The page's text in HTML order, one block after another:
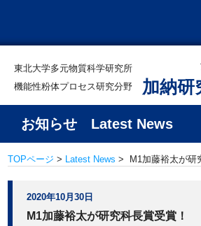
東北大学多元物質科学研究所
機能性粉体プロセス研究分野
加納研
お知らせ Latest News
TOPページ > Latest News > M1加藤裕太が研
2020年10月30日
M1加藤裕太が研究科長賞受賞！